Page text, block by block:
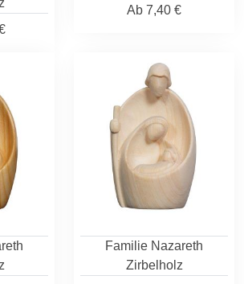
Ab 7,40 €
Familie Nazareth
Zirbelholz